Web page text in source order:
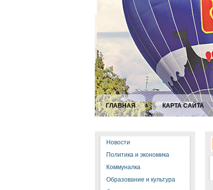
ГЛАВНАЯ КАРТА САЙТА
Новости
Политика и экономика
Коммуналка
Образование и культура